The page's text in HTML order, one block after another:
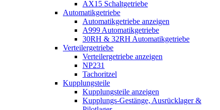
AX15 Schaltgetriebe
Automatikgetriebe
Automatikgetriebe anzeigen
A999 Automatikgetriebe
30RH & 32RH Automatikgetriebe
Verteilergetriebe
Verteilergetriebe anzeigen
NP231
Tachoritzel
Kupplungsteile
Kupplungsteile anzeigen
Kupplungs-Gestänge, Ausrücklager &